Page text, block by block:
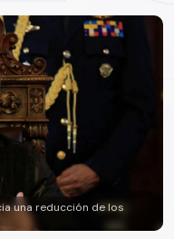
una reducción de los